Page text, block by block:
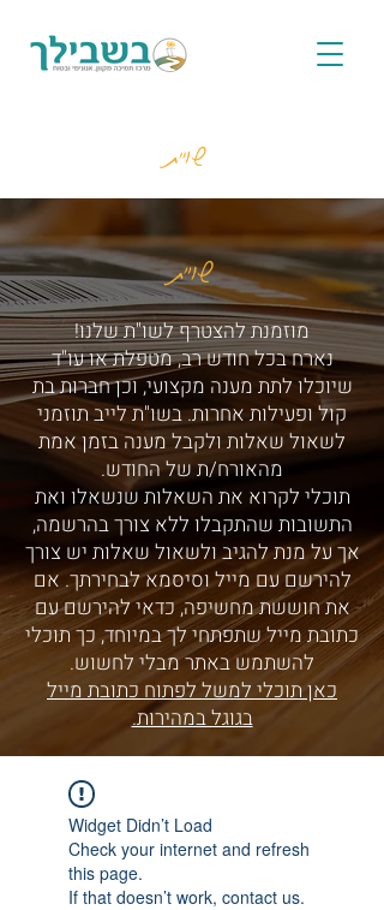
שו"ת
שו"ת
מוזמנת להצטרף לשו"ת שלנו!
נארח בכל חודש רב, מטפלת או עו"ד
שיוכלו לתת מענה מקצועי, וכן חברות בת
קול ופעילות אחרות. בשו"ת לייב תוזמני
לשאול שאלות ולקבל מענה בזמן אמת
מהאורח/ת של החודש.
תוכלי לקרוא את השאלות שנשאלו ואת
התשובות שהתקבלו ללא צורך בהרשמה,
אך על מנת להגיב ולשאול שאלות יש צורך
להירשם עם מייל וסיסמא לבחירתך. אם
את חוששת מחשיפה, כדאי להירשם עם
כתובת מייל שתפתחי לך במיוחד, כך תוכלי
להשתמש באתר מבלי לחשוש.
כאן תוכלי למשל לפתוח כתובת מייל
בגוגל במהירות.
Widget Didn’t Load
Check your internet and refresh
this page.
If that doesn’t work, contact us.